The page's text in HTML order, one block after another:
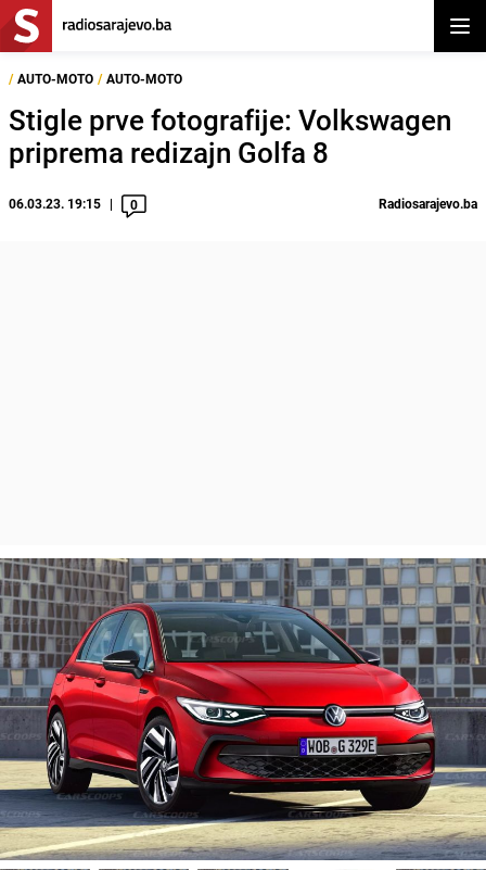
/ AUTO-MOTO / AUTO-MOTO
Stigle prve fotografije: Volkswagen
priprema redizajn Golfa 8
06.03.23. 19:15 0 Radiosarajevo.ba